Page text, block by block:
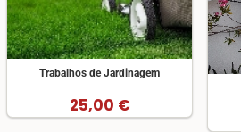
Trabalhos de Jardinagem
25,00 €